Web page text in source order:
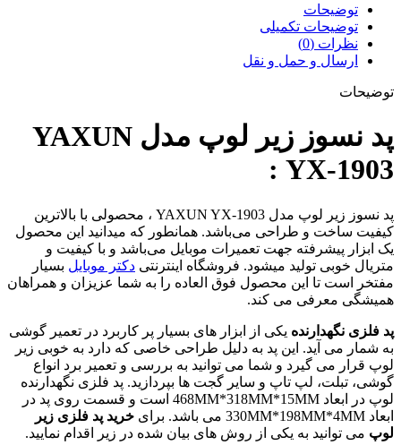
توضیحات
توضیحات تکمیلی
نظرات (0)
ارسال و حمل و نقل
توضیحات
پد نسوز زیر لوپ مدل YAXUN
YX-1903 :
پد نسوز زیر لوپ مدل YAXUN YX-1903 ، محصولی با بالاترین
کیفیت ساخت و طراحی می‌باشد. همانطور که میدانید این محصول
یک ابزار پیشرفته جهت تعمیرات موبایل می‌باشد و با کیفیت و
متریال خوبی تولید میشود. فروشگاه اینترنتی دکتر موبایل بسیار
مفتخر است تا این محصول فوق العاده را به شما عزیزان و همراهان
همیشگی معرفی می کند.
پد فلزی نگهدارنده یکی از ابزار های بسیار پر کاربرد در تعمیر گوشی
به شمار می آید. این پد به دلیل طراحی خاصی که دارد به خوبی زیر
لوپ قرار می گیرد و شما می توانید به بررسی و تعمیر برد انواع
گوشی، تبلت، لپ تاپ و سایر گجت ها بپردازید. پد فلزی نگهدارنده
لوپ در ابعاد 468MM*318MM*15MM است و قسمت روی پد در
ابعاد 330MM*198MM*4MM می باشد. برای
خرید پد فلزی زیر
لوپ می توانید به یکی از روش های بیان شده در زیر اقدام نمایید.